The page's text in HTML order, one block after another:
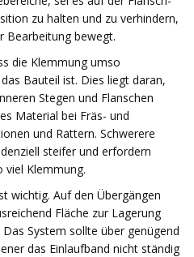
zu halten und zu verhindern,
Bearbeitung bewegt.
die Klemmung umso
Bauteil ist. Dies liegt daran,
Stegen und Flanschen
Material bei Fräs- und
und Rattern. Schwerere
steifer und erfordern
viel Klemmung.
wichtig. Auf den Übergängen
Fläche zur Lagerung
System sollte über genügend
das Einlaufband nicht ständig